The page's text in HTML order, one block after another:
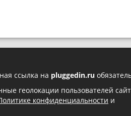
ссылка на pluggedin.ru
геолокации пользователей
конфиденциальности и